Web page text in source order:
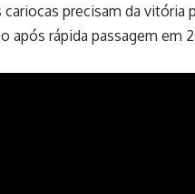
cariocas precisam da
após rápida passagem em